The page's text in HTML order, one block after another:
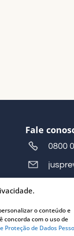
o conteúdo e
concorda com o uso de
Proteção de Dados
Fale
0800
Endereço
Rua
541,